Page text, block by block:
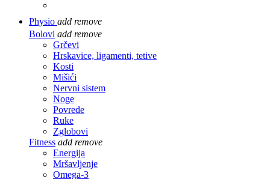
Physio add remove
Bolovi add remove
Grčevi
Hrskavice, ligamenti, tetive
Kosti
Mišići
Nervni sistem
Noge
Povrede
Ruke
Zglobovi
Fitness add remove
Energija
Mršavljenje
Omega-3